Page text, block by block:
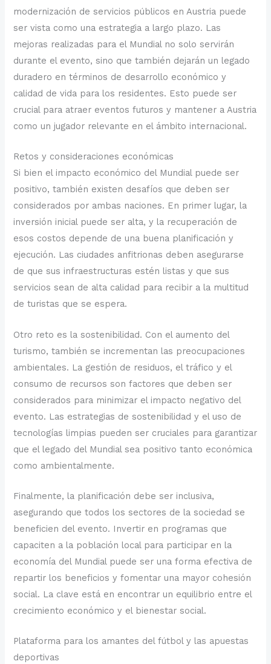
modernización de servicios públicos en Austria puede
ser vista como una estrategia a largo plazo. Las
mejoras realizadas para el Mundial no solo servirán
durante el evento, sino que también dejarán un legado
duradero en términos de desarrollo económico y
calidad de vida para los residentes. Esto puede ser
crucial para atraer eventos futuros y mantener a Austria
como un jugador relevante en el ámbito internacional.
Retos y consideraciones económicas
Si bien el impacto económico del Mundial puede ser
positivo, también existen desafíos que deben ser
considerados por ambas naciones. En primer lugar, la
inversión inicial puede ser alta, y la recuperación de
esos costos depende de una buena planificación y
ejecución. Las ciudades anfitrionas deben asegurarse
de que sus infraestructuras estén listas y que sus
servicios sean de alta calidad para recibir a la multitud
de turistas que se espera.
Otro reto es la sostenibilidad. Con el aumento del
turismo, también se incrementan las preocupaciones
ambientales. La gestión de residuos, el tráfico y el
consumo de recursos son factores que deben ser
considerados para minimizar el impacto negativo del
evento. Las estrategias de sostenibilidad y el uso de
tecnologías limpias pueden ser cruciales para garantizar
que el legado del Mundial sea positivo tanto económica
como ambientalmente.
Finalmente, la planificación debe ser inclusiva,
asegurando que todos los sectores de la sociedad se
beneficien del evento. Invertir en programas que
capaciten a la población local para participar en la
economía del Mundial puede ser una forma efectiva de
repartir los beneficios y fomentar una mayor cohesión
social. La clave está en encontrar un equilibrio entre el
crecimiento económico y el bienestar social.
Plataforma para los amantes del fútbol y las apuestas
deportivas